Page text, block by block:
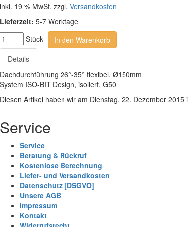
inkl. 19 % MwSt. zzgl. Versandkosten
Lieferzeit: 5-7 Werktage
Stück
In den Warenkorb
Details
Dachdurchführung 26°-35° flexibel, Ø150mm
System ISO-BIT Design, isoliert, G50
Diesen Artikel haben wir am Dienstag, 22. Dezember
Service
Service
Beratung & Rückruf
Kostenlose Berechnung
Liefer- und Versandkosten
Datenschutz [DSGVO]
Unsere AGB
Impressum
Kontakt